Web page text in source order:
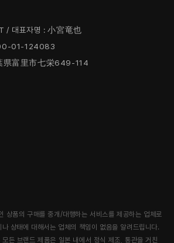
/ 대표자명 : 小宮竜也
01-124083
県富里市七栄649-114
상품의 구매를 중개/대행하는 서비스를 제공하는 업체로
상태에 대해서는 업체의 책임이 없음을 알려드립니다.
든 브랜드 제품은 일본 내에서 정식 제조, 통관을 거친